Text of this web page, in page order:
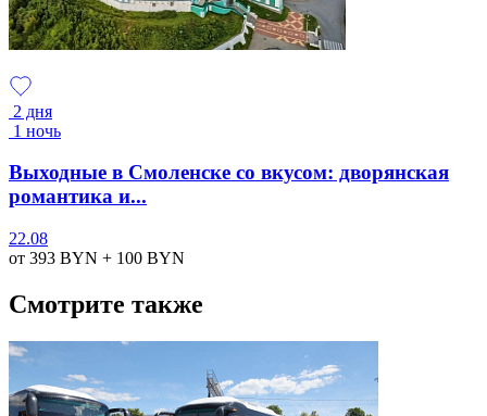
2 дня
1 ночь
Выходные в Смоленске со вкусом: дворянская
романтика и...
22.08
от 393 BYN + 100 BYN
Смотрите также